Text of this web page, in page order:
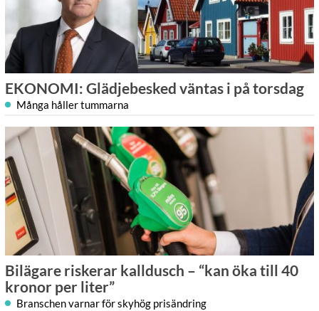
EKONOMI: Glädjebesked väntas i på torsdag
Många håller tummarna
Bilägare riskerar kalldusch – “kan öka till 40
kronor per liter”
Branschen varnar för skyhög prisändring